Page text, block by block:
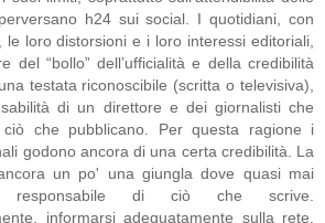
h24 sui social. I quotidiani, con
le loro distorsioni e i loro interessi editoriali,
del “bollo” dell’ufficialità e della credibilità
testata riconoscibile (scritta o televisiva),
di un direttore e dei giornalisti che
ciò che pubblicano. Per questa ragione i
godono ancora di una certa credibilità. La
un po' una giungla dove quasi mai
responsabile di ciò che scrive.
informarsi adeguatamente sulla rete,